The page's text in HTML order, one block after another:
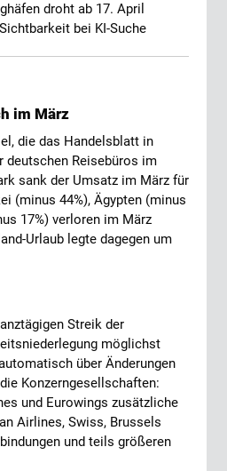
droht ab 17. April
bei KI-Suche
im März
die das Handelsblatt in
deutschen Reisebüros im
sank der Umsatz im März für
(minus 44%), Ägypten (minus
17%) verloren im März
Urlaub legte dagegen um
Streik der
möglichst
über Änderungen
Konzerngesellschaften:
und Eurowings zusätzliche
Airlines, Swiss, Brussels
und teils größeren